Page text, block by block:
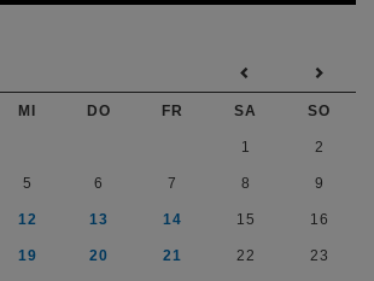
MI DO FR SA SO
1 2
5 6 7 8 9
12 13 14 15 16
19 20 21 22 23